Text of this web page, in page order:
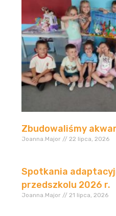
Zbudowaliśmy
Joanna.Major 22 lipca, 2026
Spotkania
przedszkolu 2026 r.
Joanna.Major 21 lipca, 2026